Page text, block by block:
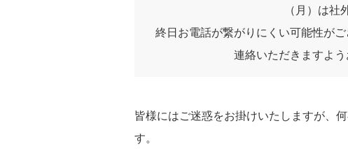
（月）は社
終日お電話が繋がりにくい可能性が
連絡いただきますよう
皆様にはご迷惑をお掛けいたしますが、
す。